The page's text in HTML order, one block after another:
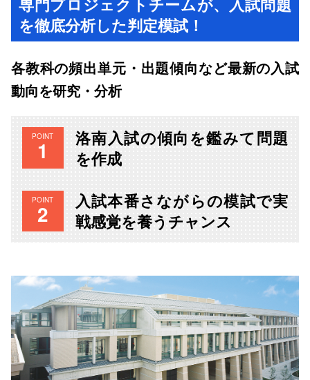
を徹底分析した判定模試！
各教科の頻出単元・出題傾向など最新の入試
動向を研究・分析
POINT
洛南入試の傾向を鑑みて問題
を作成
POINT
入試本番さながらの模試で実
戦感覚を養うチャンス